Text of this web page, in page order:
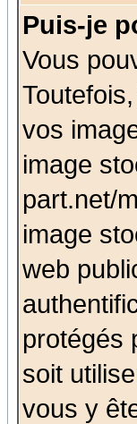
Puis-je
Vous
vos
image
part.net/
image
web
protégés
soit
vous y